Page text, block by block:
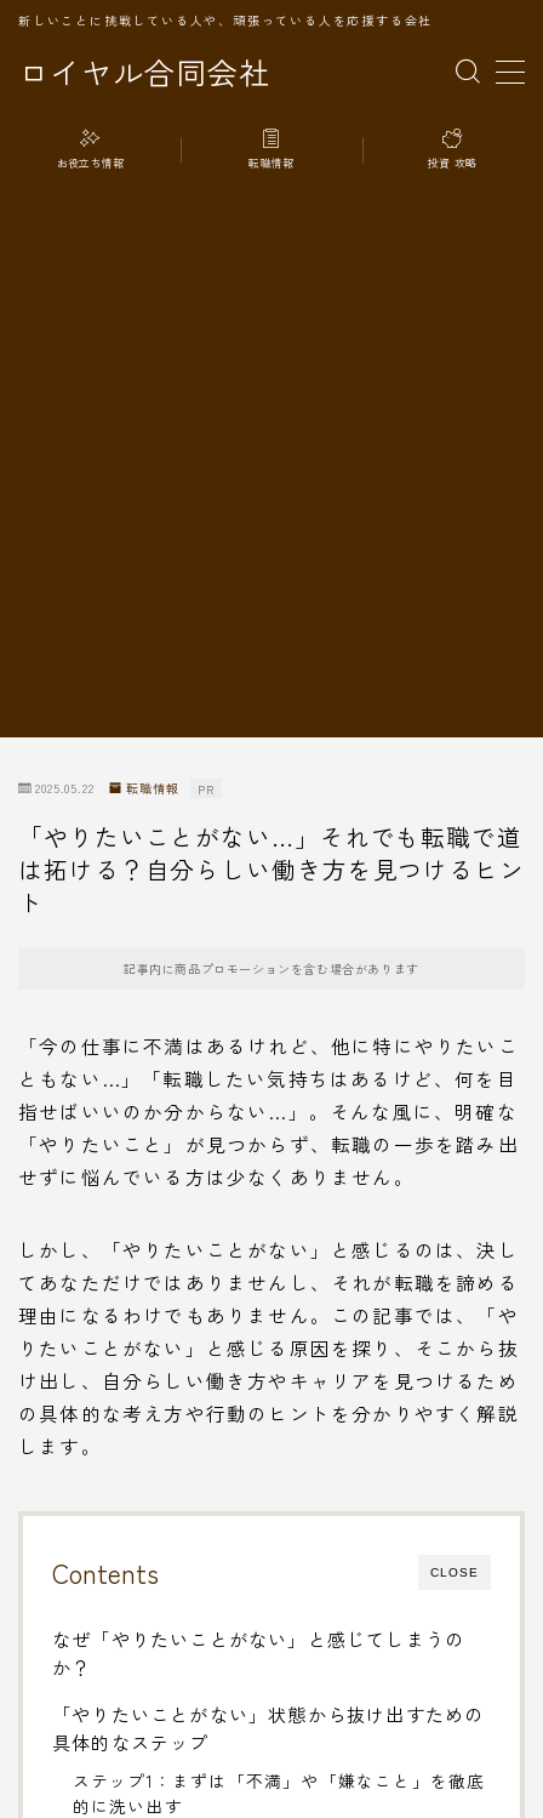
ロイヤル合同会社
新しいことに挑戦している人や、頑張っている人を応援する会社
MENU
TOPページ
お役立ち情報 転職情報 投資 攻略
2025.05.22 転職情報 PR
「やりたいことがない…」それでも転職で道
は拓ける？自分らしい働き方を見つけるヒン
ト
記事内に商品プロモーションを含む場合があります
「今の仕事に不満はあるけれど、他に特にやりたいこ
ともない…」「転職したい気持ちはあるけど、何を目
指せばいいのか分からない…」。そんな風に、明確な
「やりたいこと」が見つからず、転職の一歩を踏み出
せずに悩んでいる方は少なくありません。
しかし、「やりたいことがない」と感じるのは、決し
てあなただけではありませんし、それが転職を諦める
理由になるわけでもありません。この記事では、「や
りたいことがない」と感じる原因を探り、そこから抜
け出し、自分らしい働き方やキャリアを見つけるため
の具体的な考え方や行動のヒントを分かりやすく解説
します。
CLOSE
Contents
なぜ「やりたいことがない」と感じてしまうの
か？
「やりたいことがない」状態から抜け出すための
具体的なステップ
ステップ1：まずは「不満」や「嫌なこと」を徹底
的に洗い出す